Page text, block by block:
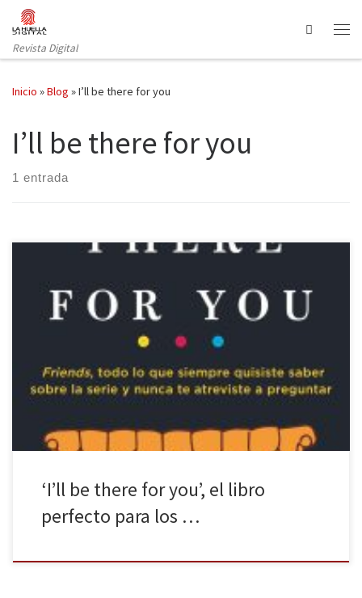
Saltar al contenido
Revista Digital
Search
Inicio »Blog »I’ll be there for you
I’ll be there for you
1 entrada
No cabe duda que en los últimos años las series de televisión se
fuentes de entretenimiento, teniendo una amplia cantidad de
ellas de géneros y estilos para todo tipo de público. Son muchas,
muchísimas, las series destacadas a día […]
‘I’ll be there for you’, el libro
perfecto para los …